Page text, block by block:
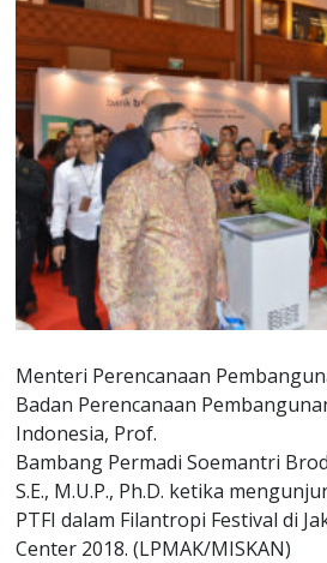
Menteri Perencanaan
Badan Perencanaan
Indonesia, Prof.
Bambang Permadi Soemantri
S.E., M.U.P., Ph.D. ketika
PTFI dalam Filantropi Festival di
Center 2018. (LPMAK/MISKAN)